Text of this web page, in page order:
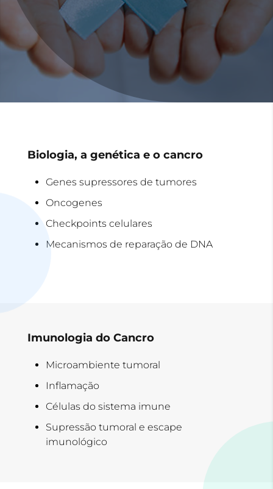
Biologia, a genética e o cancro
Genes supressores de tumores
Oncogenes
Checkpoints celulares
Mecanismos de reparação de DNA
Imunologia do Cancro
Microambiente tumoral
Inflamação
Células do sistema imune
Supressão tumoral e escape
imunológico